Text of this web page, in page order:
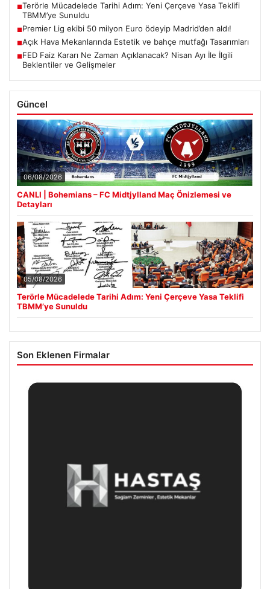
■Terörle Mücadelede Tarihi Adım: Yeni Çerçeve Yasa Teklifi
TBMM’ye Sunuldu
■Premier Lig ekibi 50 milyon Euro ödeyip Madrid’den aldı!
■Açık Hava Mekanlarında Estetik ve bahçe mutfağı Tasarımları
■FED Faiz Kararı Ne Zaman Açıklanacak? Nisan Ayı İle İlgili
Beklentiler ve Gelişmeler
Güncel
06/08/2026
CANLI | Bohemians – FC Midtjylland Maç Önizlemesi ve
Detayları
05/08/2026
Terörle Mücadelede Tarihi Adım: Yeni Çerçeve Yasa Teklifi
TBMM’ye Sunuldu
Son Eklenen Firmalar